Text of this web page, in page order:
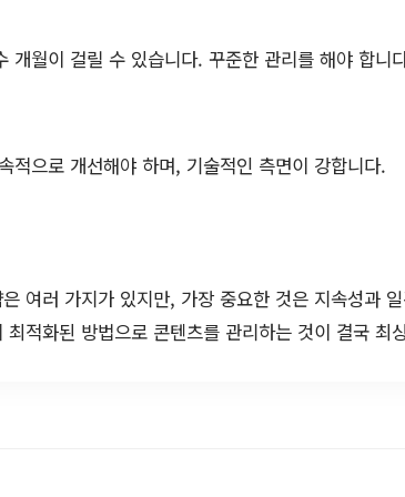
개월이 걸릴 수 있습니다. 꾸준한 관리를 해야 합니
적으로 개선해야 하며, 기술적인 측면이 강합니다.
여러 가지가 있지만, 가장 중요한 것은 지속성과
적화된 방법으로 콘텐츠를 관리하는 것이 결국 최